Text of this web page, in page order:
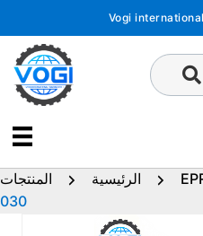
المحتوى
Vogi
الرئيسية المنتجات
030